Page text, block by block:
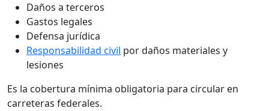
Daños a terceros
Gastos legales
Defensa jurídica
Responsabilidad civil por daños materiales y
lesiones
Es la cobertura mínima obligatoria para circular en
carreteras federales.